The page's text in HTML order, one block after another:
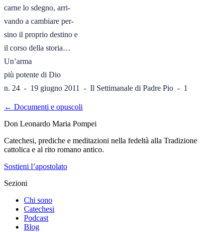
carne lo sdegno, arri-
vando a cambiare per-
sino il proprio destino e
il corso della storia…
Un’arma
più potente di Dio
n. 24  -  19 giugno 2011  -  Il Settimanale di Padre Pio  -  1
← Documenti e opuscoli
Don Leonardo Maria Pompei
Catechesi, prediche e meditazioni nella fedeltà alla Tradizione
cattolica e al rito romano antico.
Sostieni l’apostolato
Sezioni
Chi sono
Catechesi
Podcast
Blog